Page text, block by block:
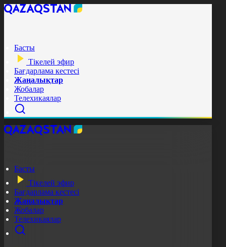
Басты
Тікелей эфир
Бағдарлама кестесі
Жаңалықтар
Жобалар
Телехикаялар
Басты
Тікелей эфир
Бағдарлама кестесі
Жаңалықтар
Жобалар
Телехикаялар